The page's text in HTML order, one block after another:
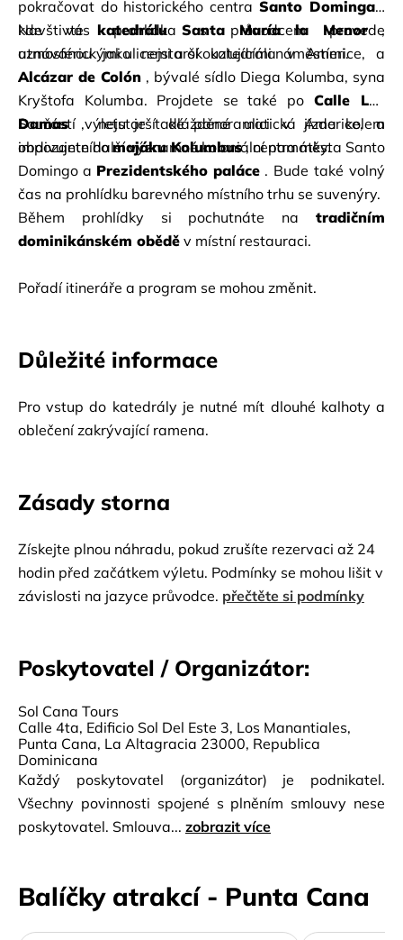
pokračovat do historického centra Santo Dominga ,
kde vás prohlídka s průvodcem provede
atmosférickými ulicemi a okouzlujícími náměstími.
Navštivte katedrálu Santa María la Menor
,
uznávanou jako nejstarší katedrála v Americe, a
Alcázar de Colón , bývalé sídlo Diega Kolumba, syna
Kryštofa Kolumba. Projdete se také po Calle Las
Damas
, nejstarší dlážděné ulici v Americe, a
obdivujete další významné koloniální památky.
Součástí výletu je také panoramatická jízda kolem
impozantního majáku Kolumbus , centra města Santo
Domingo a Prezidentského paláce . Bude také volný
čas na prohlídku barevného místního trhu se suvenýry.
Během prohlídky si pochutnáte na
tradičním
dominikánském obědě v místní restauraci.
Pořadí itineráře a program se mohou změnit.
Důležité informace
Pro vstup do katedrály je nutné mít dlouhé kalhoty a
oblečení zakrývající ramena.
Zásady storna
Získejte plnou náhradu, pokud zrušíte rezervaci až 24
hodin před začátkem výletu. Podmínky se mohou lišit v
závislosti na jazyce průvodce. přečtěte si podmínky
Poskytovatel / Organizátor:
Sol Cana Tours
Calle 4ta, Edificio Sol Del Este 3, Los Manantiales,
Punta Cana, La Altagracia 23000, Republica
Dominicana
Každý poskytovatel (organizátor) je podnikatel.
Všechny povinnosti spojené s plněním smlouvy nese
poskytovatel. Smlouva... zobrazit více
Balíčky atrakcí - Punta Cana